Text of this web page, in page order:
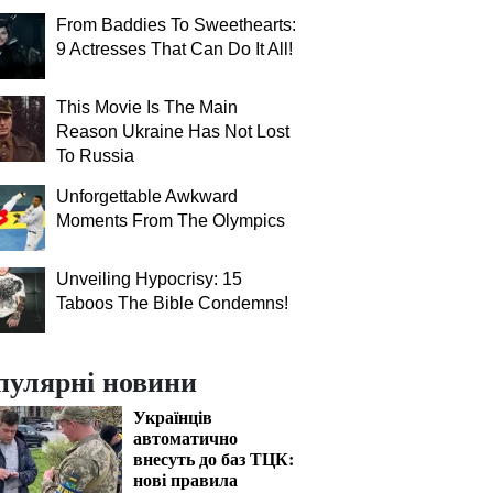
From Baddies To Sweethearts:
9 Actresses That Can Do It All!
This Movie Is The Main
Reason Ukraine Has Not Lost
To Russia
Unforgettable Awkward
Moments From The Olympics
Unveiling Hypocrisy: 15
Taboos The Bible Condemns!
новини
Українців
автоматично
внесуть до баз ТЦК:
нові правила